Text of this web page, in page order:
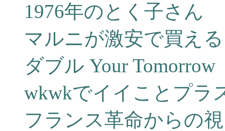
1976年のとく子さん
マルニが激安で買え
ダブル Your Tomorrow
wkwkでイイことプラ
フランス革命からの